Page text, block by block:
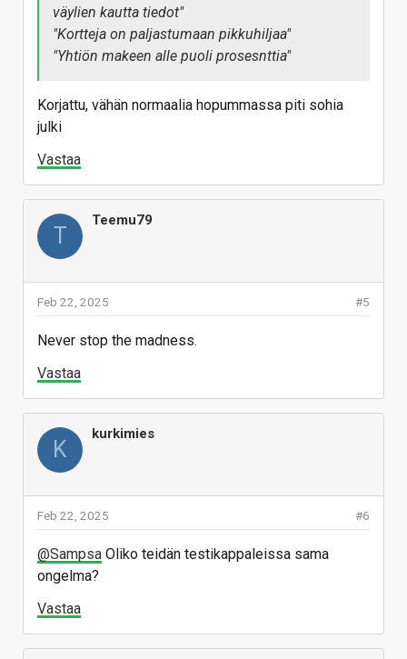
väylien kautta tiedot"
"Kortteja on paljastumaan pikkuhiljaa"
"Yhtiön makeen alle puoli prosesnttia"
Korjattu, vähän normaalia hopummassa piti sohia
julki
Vastaa
T
Teemu79
#5
Feb 22, 2025
Never stop the madness.
Vastaa
K
kurkimies
#6
Feb 22, 2025
@Sampsa Oliko teidän testikappaleissa sama
ongelma?
Vastaa